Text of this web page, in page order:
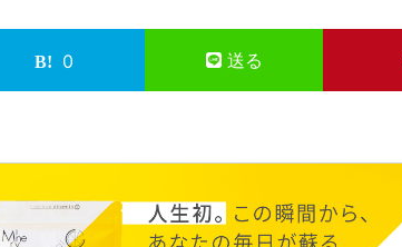
0 送る